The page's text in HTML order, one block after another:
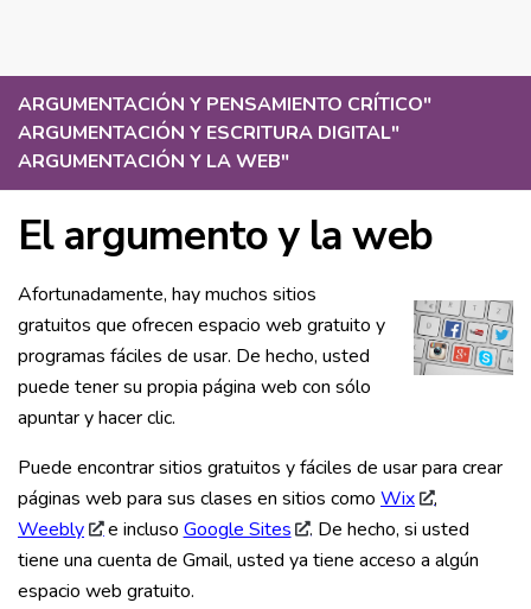
ARGUMENTACIÓN Y PENSAMIENTO CRÍTICO"
ARGUMENTACIÓN Y ESCRITURA DIGITAL"
ARGUMENTACIÓN Y LA WEB"
El argumento y la web
Afortunadamente, hay muchos sitios
gratuitos que ofrecen espacio web gratuito y
programas fáciles de usar. De hecho, usted
puede tener su propia página web con sólo
apuntar y hacer clic.
Puede encontrar sitios gratuitos y fáciles de usar para crear
páginas web para sus clases en sitios como Wix
,
Weebly
e incluso Google Sites
. De hecho, si usted
tiene una cuenta de Gmail, usted ya tiene acceso a algún
espacio web gratuito.